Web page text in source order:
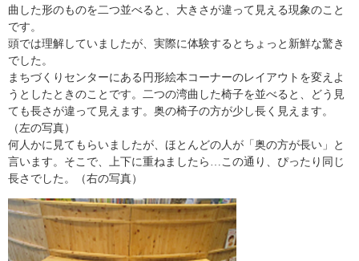
曲した形のものを二つ並べると、大きさが違って見える現象のこと
です。
頭では理解していましたが、実際に体験するとちょっと新鮮な驚き
でした。
まちづくりセンターにある円形絵本コーナーのレイアウトを変えよ
うとしたときのことです。二つの湾曲した椅子を並べると、どう見
ても長さが違って見えます。奥の椅子の方が少し長く見えます。
（左の写真）
何人かに見てもらいましたが、ほとんどの人が「奥の方が長い」と
言います。そこで、上下に重ねましたら…この通り、ぴったり同じ
長さでした。（右の写真）